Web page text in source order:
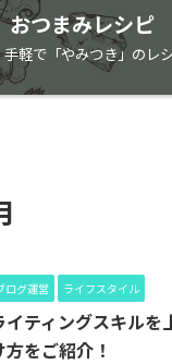
おつまみレシピ
軽で「やみつき」のレ
ログ運営 ライフスタイル
イティングスキル
方をご紹介！